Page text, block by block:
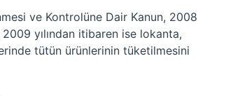
ve Kontrolüne Dair Kanun, 2008
yılından itibaren ise lokanta,
tütün ürünlerinin tüketilmesini